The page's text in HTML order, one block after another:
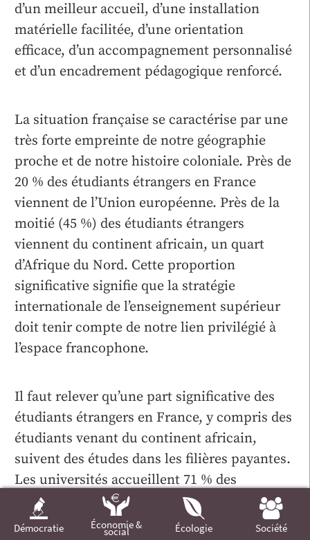
Démocratie Économie &
social Écologie Société
d’un meilleur accueil, d’une installation
matérielle facilitée, d’une orientation
efficace, d’un accompagnement personnalisé
et d’un encadrement pédagogique renforcé.
La situation française se caractérise par une
très forte empreinte de notre géographie
proche et de notre histoire coloniale. Près de
20 % des étudiants étrangers en France
viennent de l’Union européenne. Près de la
moitié (45 %) des étudiants étrangers
viennent du continent africain, un quart
d’Afrique du Nord. Cette proportion
significative signifie que la stratégie
internationale de l’enseignement supérieur
doit tenir compte de notre lien privilégié à
l’espace francophone.
Il faut relever qu’une part significative des
étudiants étrangers en France, y compris des
étudiants venant du continent africain,
suivent des études dans les filières payantes.
Les universités accueillent 71 % des
étudiants étrangers, le reste se tournant de
plus en plus dans les dernières années vers